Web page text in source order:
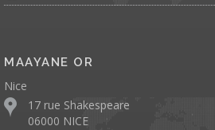
MAAYANE OR
Nice
17 rue Shakespeare
06000 NICE